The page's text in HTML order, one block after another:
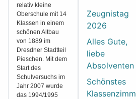
relativ kleine
Oberschule mit 14
Klassen in einem
schönen Altbau
von 1889 im
Dresdner Stadtteil
Pieschen. Mit dem
Start des
Schulversuchs im
Jahr 2007 wurde
das 1994/1995
Zeugnistag
2026
Alles Gute,
liebe
Absolventen
Schönstes
Klassenzimm